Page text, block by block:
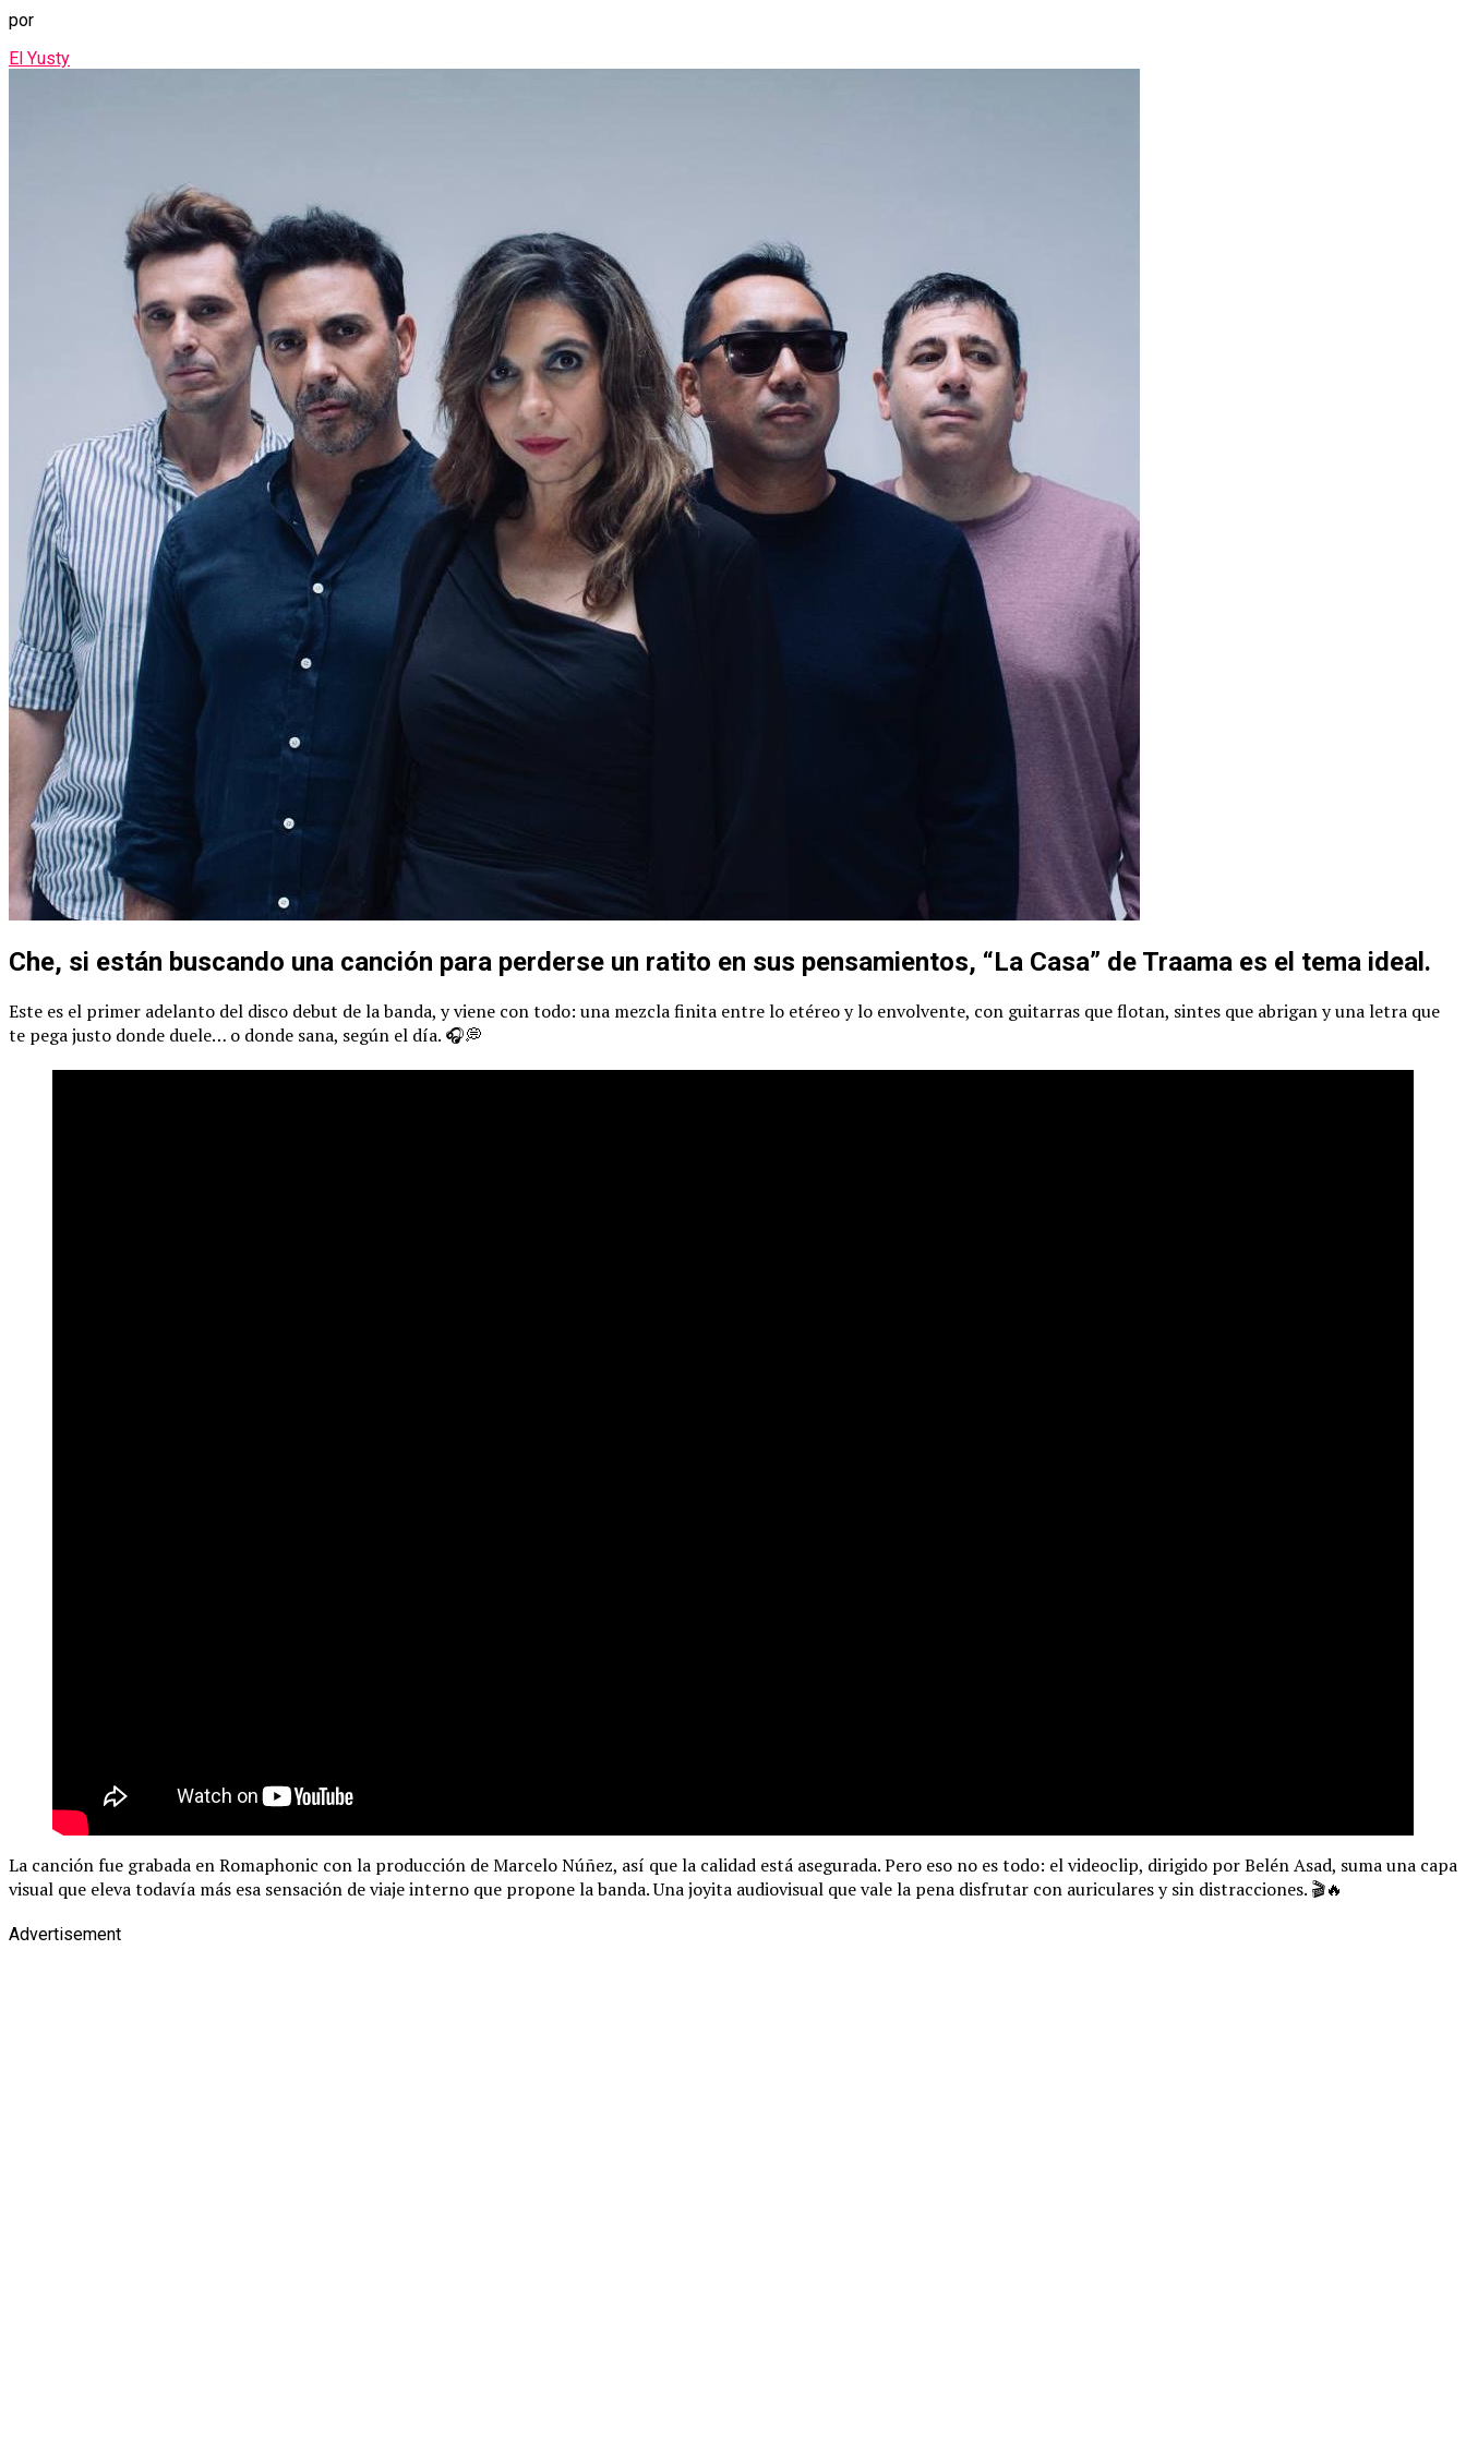
por
El Yusty
Che, si están buscando una canción para perderse un ratito en sus pensamientos, “La Casa” de Traama es el tema ideal.
Este es el primer adelanto del disco debut de la banda, y viene con todo: una mezcla finita entre lo etéreo y lo envolvente, con guitarras que flotan, sintes que abrigan y una letra que
te pega justo donde duele… o donde sana, según el día. 🎧💭
La canción fue grabada en Romaphonic con la producción de Marcelo Núñez, así que la calidad está asegurada. Pero eso no es todo: el videoclip, dirigido por Belén Asad, suma una capa
visual que eleva todavía más esa sensación de viaje interno que propone la banda. Una joyita audiovisual que vale la pena disfrutar con auriculares y sin distracciones. 🎬🔥
Advertisement